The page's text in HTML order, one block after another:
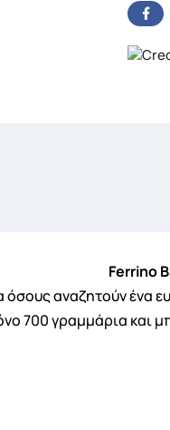
Ferrino
αναζητούν ένα
700 γραμμάρια και